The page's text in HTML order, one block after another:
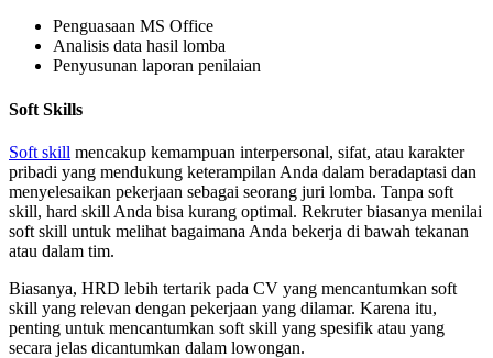
Penguasaan MS Office
Analisis data hasil lomba
Penyusunan laporan penilaian
Soft Skills
Soft skill mencakup kemampuan interpersonal, sifat, atau karakter
pribadi yang mendukung keterampilan Anda dalam beradaptasi dan
menyelesaikan pekerjaan sebagai seorang juri lomba. Tanpa soft
skill, hard skill Anda bisa kurang optimal. Rekruter biasanya menilai
soft skill untuk melihat bagaimana Anda bekerja di bawah tekanan
atau dalam tim.
Biasanya, HRD lebih tertarik pada CV yang mencantumkan soft
skill yang relevan dengan pekerjaan yang dilamar. Karena itu,
penting untuk mencantumkan soft skill yang spesifik atau yang
secara jelas dicantumkan dalam lowongan.